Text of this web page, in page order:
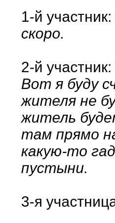
1-й участник:
скоро.
2-й участник:
Вот я буду
жителя не
житель
там прямо
какую-то
пустыни.
3-я